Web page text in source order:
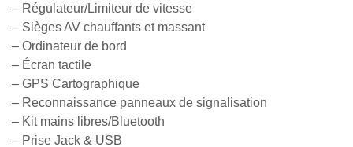
– Régulateur/Limiteur de vitesse
– Sièges AV chauffants et massant
– Ordinateur de bord
– Écran tactile
– GPS Cartographique
– Reconnaissance panneaux de signalisation
– Kit mains libres/Bluetooth
– Prise Jack & USB